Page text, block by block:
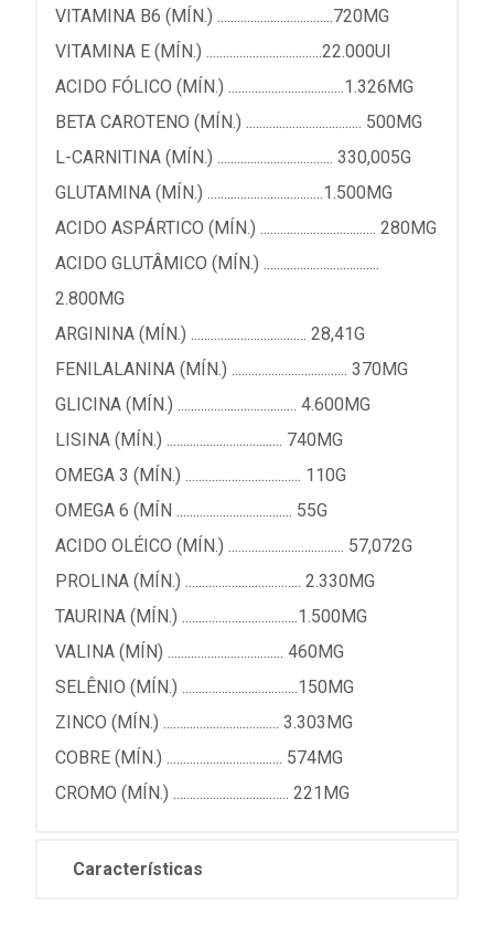
VITAMINA B6 (MÍN.) ...................................720MG
VITAMINA E (MÍN.) ...................................22.000UI
ACIDO FÓLICO (MÍN.) ...................................1.326MG
BETA CAROTENO (MÍN.) ................................... 500MG
L-CARNITINA (MÍN.) ................................... 330,005G
GLUTAMINA (MÍN.) ...................................1.500MG
ACIDO ASPÁRTICO (MÍN.) ................................... 280MG
ACIDO GLUTÂMICO (MÍN.) ...................................
2.800MG
ARGININA (MÍN.) ................................... 28,41G
FENILALANINA (MÍN.) ................................... 370MG
GLICINA (MÍN.) .................................... 4.600MG
LISINA (MÍN.) ................................... 740MG
OMEGA 3 (MÍN.) ................................... 110G
OMEGA 6 (MÍN ................................... 55G
ACIDO OLÉICO (MÍN.) ................................... 57,072G
PROLINA (MÍN.) ................................... 2.330MG
TAURINA (MÍN.) ...................................1.500MG
VALINA (MÍN) ................................... 460MG
SELÊNIO (MÍN.) ...................................150MG
ZINCO (MÍN.) ................................... 3.303MG
COBRE (MÍN.) ................................... 574MG
CROMO (MÍN.) ................................... 221MG
Características